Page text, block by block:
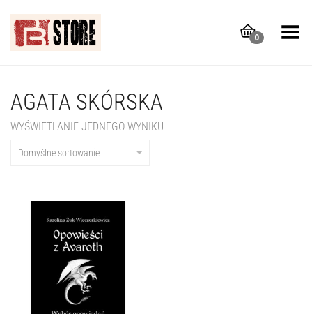
0
Toggle Menu
AGATA SKÓRSKA
WYŚWIETLANIE JEDNEGO WYNIKU
Domyślne sortowanie